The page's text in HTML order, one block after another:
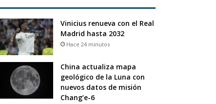
Vinicius renueva con el Real
Madrid hasta 2032
Hace 24 minutos
China actualiza mapa
geológico de la Luna con
nuevos datos de misión
Chang’e-6